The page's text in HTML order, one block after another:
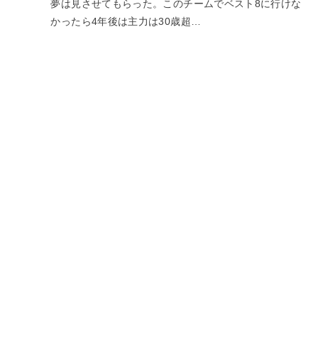
夢は見させてもらった。このチームでベスト8に行けな
かったら4年後は主力は30歳超…